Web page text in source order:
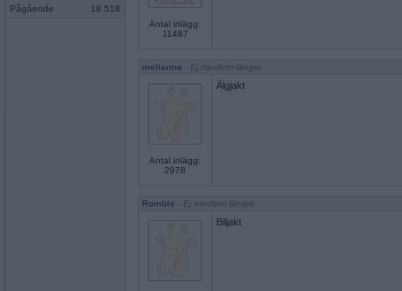
Pågående 18 518
Antal inlägg:
11487
melianna - Ej medlem längre
Antal inlägg:
2978
Älgjakt
Rombis - Ej medlem längre
Biljakt